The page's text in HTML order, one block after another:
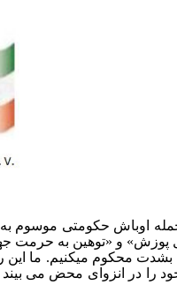
اوباش حکومتی موسوم به
پوزش» و «توهین به حرمت
بشدت محکوم میکنیم. ما
را در انزوای محض می بیند